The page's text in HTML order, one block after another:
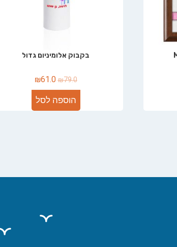
בקבוק אלומיניום גדול
₪79.0
₪61.0
הוספה לסל